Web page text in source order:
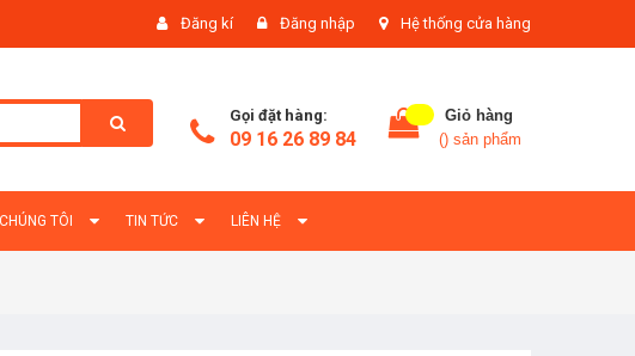
Đăng kí Đăng nhập Hệ thống cửa hàng
Gọi đặt hàng:
09 16 26 89 84
Giỏ hàng
() sản phẩm
TÔI TIN TỨC LIÊN HỆ